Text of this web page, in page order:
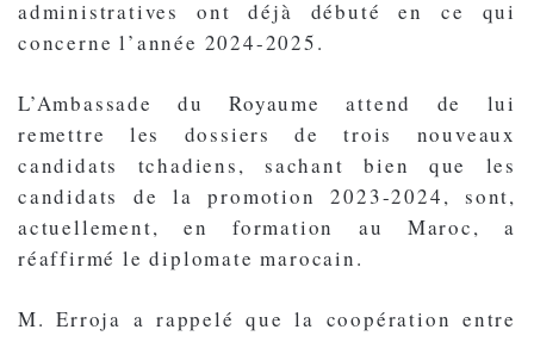
administratives ont déjà débuté en ce qui
concerne l’année 2024-2025.
L’Ambassade du Royaume attend de lui
remettre les dossiers de trois nouveaux
candidats tchadiens, sachant bien que les
candidats de la promotion 2023-2024, sont,
actuellement, en formation au Maroc, a
réaffirmé le diplomate marocain.
M. Erroja a rappelé que la coopération entre